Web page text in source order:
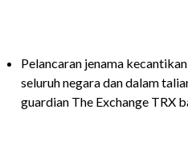
Pelancaran jenama
seluruh negara dan dalam
guardian The Exchange TRX